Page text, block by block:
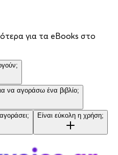
για τα eBooks στο
να αγοράσω ένα βιβλίο;
Είναι εύκολη η χρήση;